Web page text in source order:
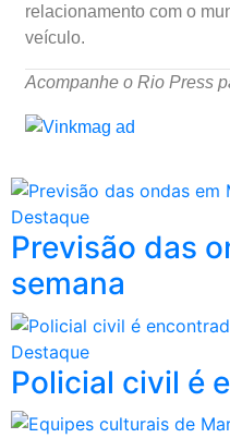
relacionamento com o
veículo.
Acompanhe o Rio Press
Destaque
Previsão das
semana
Destaque
Policial civil é